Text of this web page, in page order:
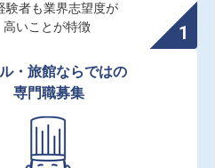
験者も業界志望度が
高いことが特徴
・旅館ならではの
専門職募集